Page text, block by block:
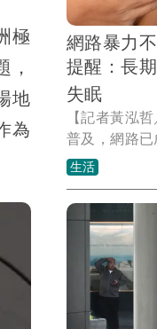
極
地
為
網路暴力
提醒：長
失眠
【記者黃泓
普及，網路
但也讓網路
師楊聰財表示
幾句話，事
長期焦慮、
理創傷。近
導致嚴重心
絕非只是虛
的心理傷害。
生活